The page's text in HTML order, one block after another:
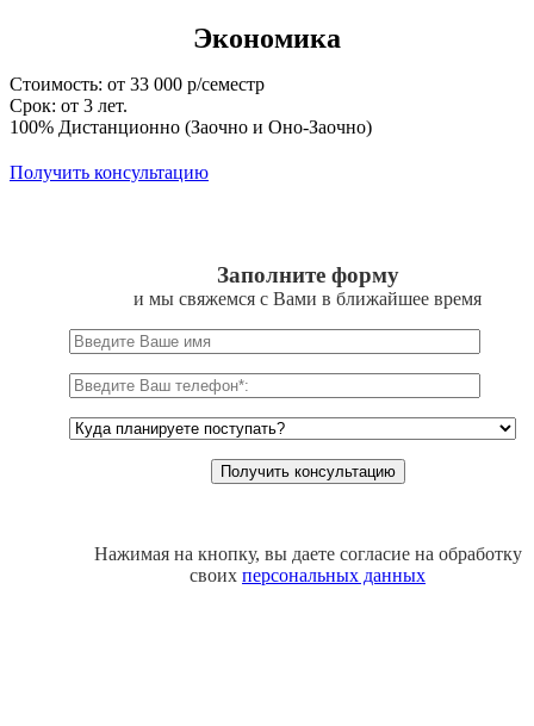
Экономика
Стоимость: от 33 000 р/семестр
Срок: от 3 лет.
100% Дистанционно (Заочно и Оно-Заочно)
Получить консультацию
Заполните форму
и мы свяжемся с Вами в ближайшее время
Нажимая на кнопку, вы даете согласие на обработку
своих персональных данных